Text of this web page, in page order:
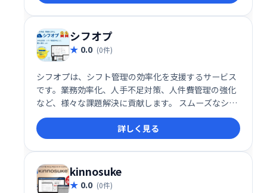
シフオプ
0.0 (0件)
シフオプは、シフト管理の効率化を支援するサービス
です。業務効率化、人手不足対策、人件費管理の強化
など、様々な課題解決に貢献します。 スムーズなシフ
ト作成や管理を実現し、働き方改革を推進します。
詳しく見る
kinnosuke
0.0 (0件)